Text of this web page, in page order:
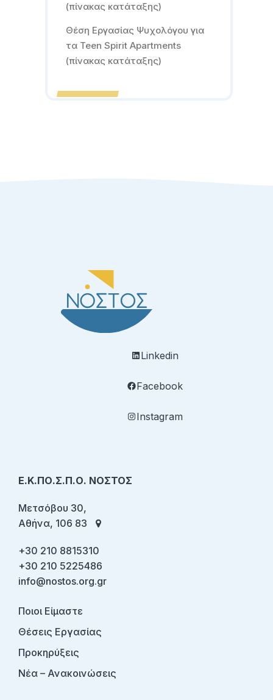
(πίνακας κατάταξης)
Θέση Εργασίας Ψυχολόγου για
τα Teen Spirit Apartments
(πίνακας κατάταξης)
Linkedin
Facebook
Instagram
Ε.Κ.ΠΟ.Σ.Π.Ο. ΝΟΣΤΟΣ
Μετσόβου 30,
Αθήνα, 106 83
+30 210 8815310
+30 210 5225486
info@nostos.org.gr
Ποιοι Είμαστε
Θέσεις Εργασίας
Προκηρύξεις
Νέα – Ανακοινώσεις